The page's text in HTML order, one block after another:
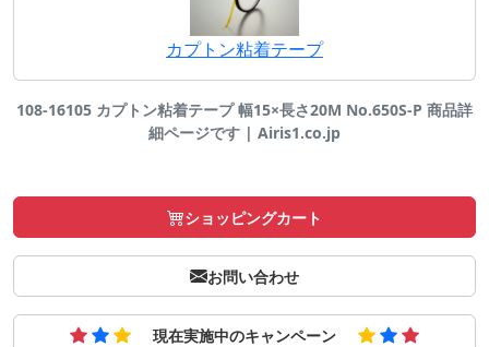
カプトン粘着テープ
108-16105 カプトン粘着テープ 幅15×長さ20M No.650S-P 商品詳
細ページです | Airis1.co.jp
ショッピングカート
お問い合わせ
現在実施中のキャンペーン